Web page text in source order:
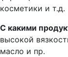
косметики и т.д.
С какими
высокой
масло и пр.